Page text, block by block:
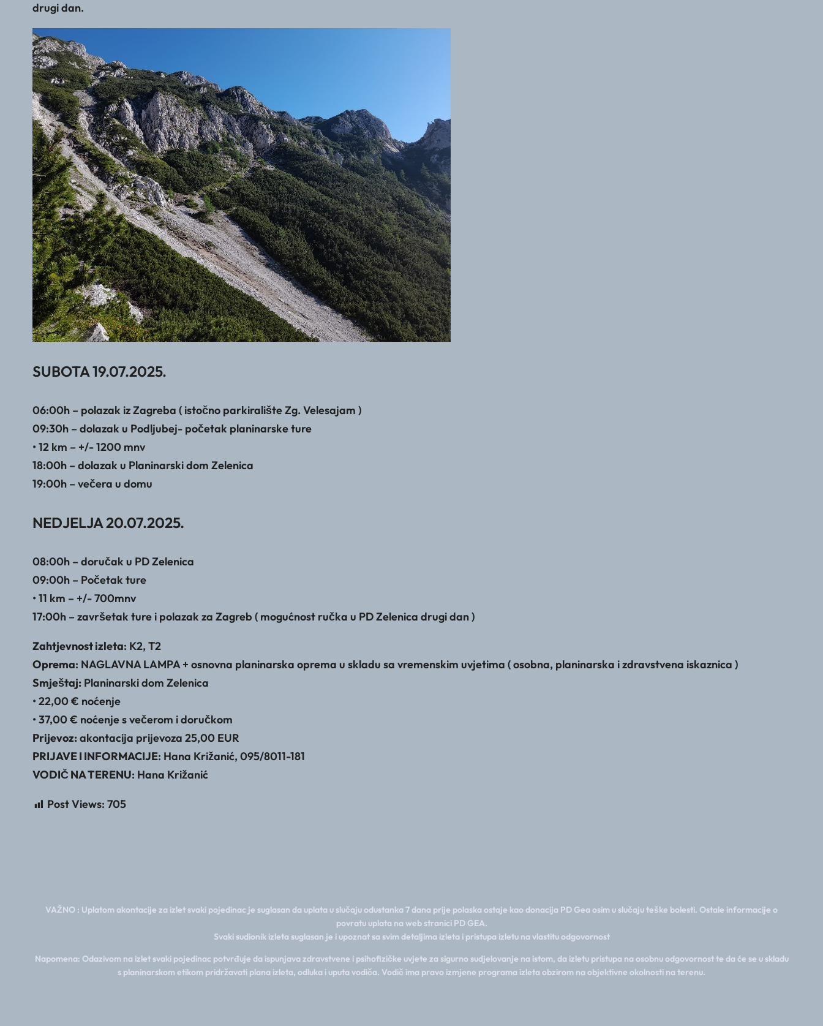
drugi dan.
SUBOTA 19.07.2025.
06:00h – polazak iz Zagreba ( istočno parkiralište Zg. Velesajam )
09:30h – dolazak u Podljubej- početak planinarske ture
• 12 km – +/- 1200 mnv
18:00h – dolazak u Planinarski dom Zelenica
19:00h – večera u domu
NEDJELJA 20.07.2025.
08:00h – doručak u PD Zelenica
09:00h – Početak ture
• 11 km – +/- 700mnv
17:00h – završetak ture i polazak za Zagreb ( mogućnost ručka u PD Zelenica drugi dan )
Zahtjevnost izleta: K2, T2
Oprema: NAGLAVNA LAMPA + osnovna planinarska oprema u skladu sa vremenskim uvjetima ( osobna, planinarska i zdravstvena iskaznica )
Smještaj:Planinarski dom Zelenica
• 22,00 € noćenje
• 37,00 € noćenje s večerom i doručkom
Prijevoz:akontacija prijevoza 25,00 EUR
PRIJAVE I INFORMACIJE: Hana Križanić, 095/8011-181
VODIČ NA TERENU: Hana Križanić
Post Views: 705
VAŽNO : Uplatom akontacije za izlet svaki pojedinac je suglasan da uplata u slučaju odustanka 7 dana prije polaska ostaje kao donacija PD Gea osim u slučaju teške bolesti. Ostale informacije o
povratu uplata na web stranici PD GEA.
Svaki sudionik izleta suglasan je i upoznat sa svim detaljima izleta i pristupa izletu na vlastitu odgovornost
Napomena: Odazivom na izlet svaki pojedinac potvrđuje da ispunjava zdravstvene i psihofizičke uvjete za sigurno sudjelovanje na istom, da izletu pristupa na osobnu odgovornost te da će se u skladu
s planinarskom etikom pridržavati plana izleta, odluka i uputa vodiča. Vodič ima pravo izmjene programa izleta obzirom na objektivne okolnosti na terenu.